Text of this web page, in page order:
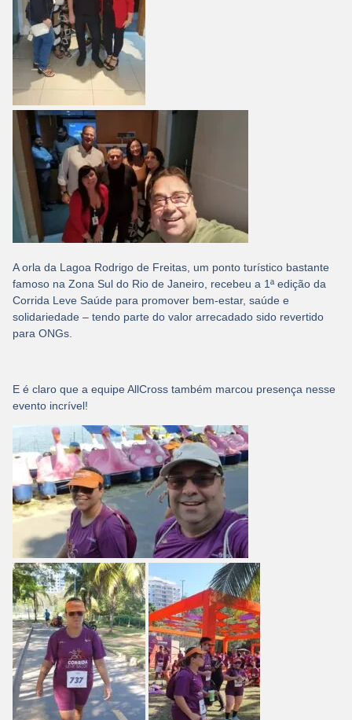
A orla da Lagoa Rodrigo de Freitas, um ponto turístico bastante
famoso na Zona Sul do Rio de Janeiro, recebeu a 1ª edição da
Corrida Leve Saúde para promover bem-estar, saúde e
solidariedade – tendo parte do valor arrecadado sido revertido
para ONGs.
E é claro que a equipe AllCross também marcou presença nesse
evento incrível!